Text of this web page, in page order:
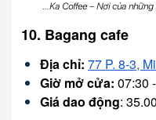
…Ka Coffee – Nơi của
10. Bagang cafe
Địa chỉ: 77 P. 8-3,
Giờ mở cửa: 07:30
Giá dao động: